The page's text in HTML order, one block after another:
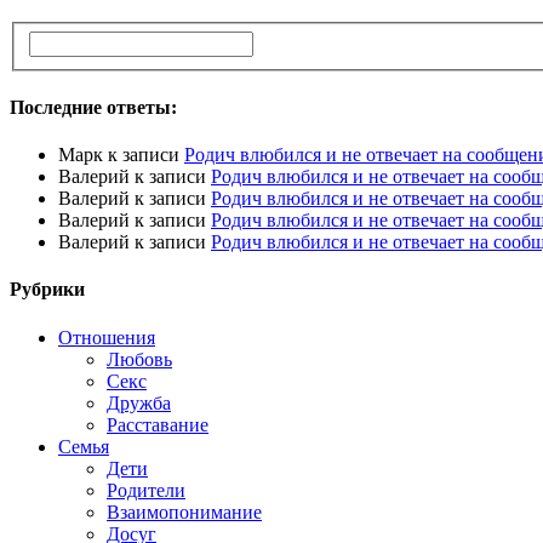
Последние ответы:
Марк к записи Родич влюбился и не отвечает на
Валерий к записи Родич влюбился и не отвечает на
Валерий к записи Родич влюбился и не отвечает на
Валерий к записи Родич влюбился и не отвечает на
Валерий к записи Родич влюбился и не отвечает на
Рубрики
Отношения
Любовь
Секс
Дружба
Расставание
Семья
Дети
Родители
Взаимопонимание
Досуг